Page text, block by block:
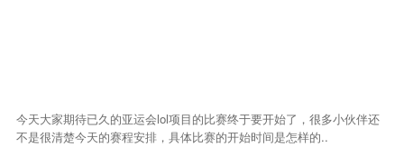
今天大家期待已久的亚运会lol项目的比赛终于要开始了，很多小伙伴还
不是很清楚今天的赛程安排，具体比赛的开始时间是怎样的..